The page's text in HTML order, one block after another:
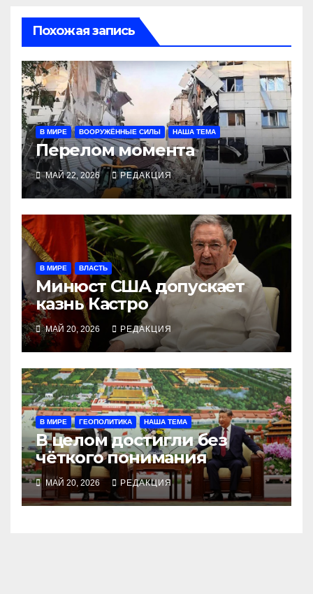
Похожая запись
В МИРЕ ВООРУЖЁННЫЕ СИЛЫ НАША ТЕМА
Перелом момента
МАЙ 22, 2026 РЕДАКЦИЯ
В МИРЕ ВЛАСТЬ
Минюст США допускает
казнь Кастро
МАЙ 20, 2026 РЕДАКЦИЯ
В МИРЕ ГЕОПОЛИТИКА НАША ТЕМА
В целом достигли без
чёткого понимания
МАЙ 20, 2026 РЕДАКЦИЯ